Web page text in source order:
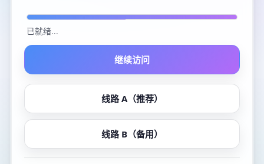
已就绪...
继续访问
线路 A（推荐）
线路 B（备用）